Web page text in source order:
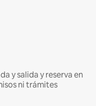
y salida y reserva en
ni trámites